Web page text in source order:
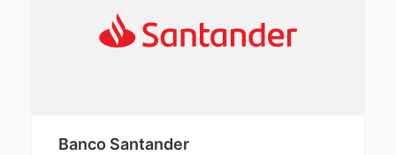
Banco Santander